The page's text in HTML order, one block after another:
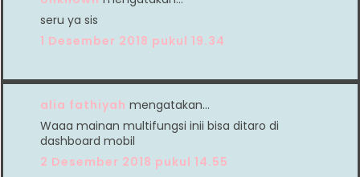
seru ya sis
1 Desember 2018 pukul 19.34
alia fathiyah mengatakan…
Waaa mainan multifungsi inii bisa ditaro di
dashboard mobil
2 Desember 2018 pukul 14.55